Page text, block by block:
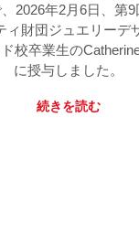
2026年2月6日、第9
ィ財団ジュエリーデ
校卒業生の
に授与しました。
続きを読む